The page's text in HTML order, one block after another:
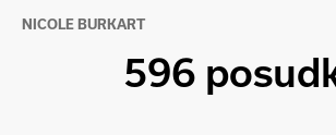
NICOLE BURKART
596